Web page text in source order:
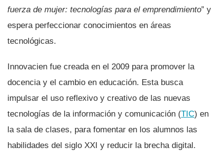
fuerza de mujer: tecnologí­as para el emprendimiento” y
espera perfeccionar conocimientos en áreas
tecnológicas.
Innovacien fue creada en el 2009 para promover la
docencia y el cambio en educación. Esta busca
impulsar el uso reflexivo y creativo de las nuevas
tecnologí­as de la información y comunicación (TIC) en
la sala de clases, para fomentar en los alumnos las
habilidades del siglo XXI y reducir la brecha digital.